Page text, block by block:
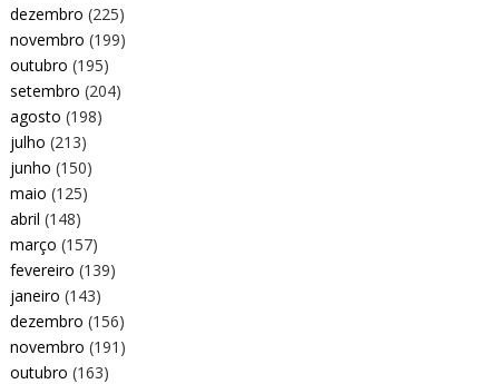
dezembro (225)
novembro (199)
outubro (195)
setembro (204)
agosto (198)
julho (213)
junho (150)
maio (125)
abril (148)
março (157)
fevereiro (139)
janeiro (143)
dezembro (156)
novembro (191)
outubro (163)